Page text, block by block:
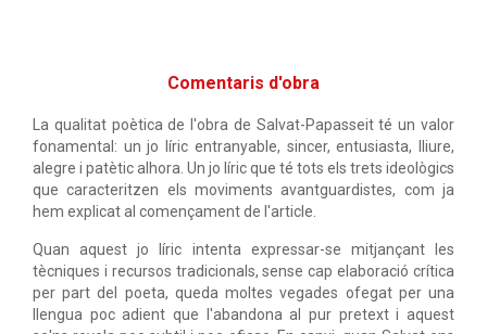
Comentaris d'obra
La qualitat poètica de l'obra de Salvat-Papasseit té un valor
fonamental: un jo líric entranyable, sincer, entusiasta, lliure,
alegre i patètic alhora. Un jo líric que té tots els trets ideològics
que caracteritzen els moviments avantguardistes, com ja
hem explicat al començament de l'article.
Quan aquest jo líric intenta expressar-se mitjançant les
tècniques i recursos tradicionals, sense cap elaboració crítica
per part del poeta, queda moltes vegades ofegat per una
llengua poc adient que l'abandona al pur pretext i aquest